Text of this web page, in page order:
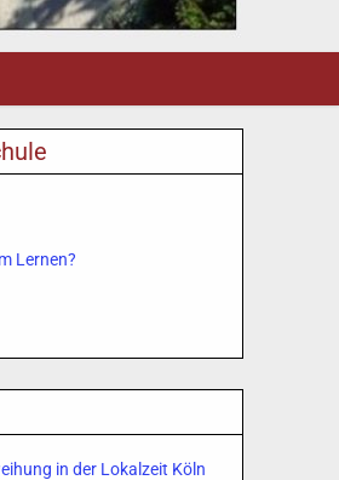
Lernen?
in der Lokalzeit Köln